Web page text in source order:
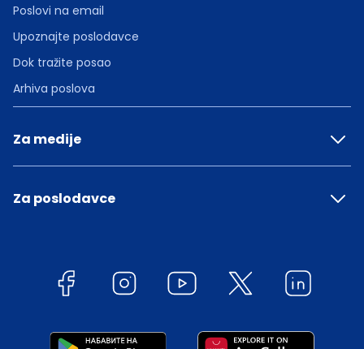
Poslovi na email
Upoznajte poslodavce
Dok tražite posao
Arhiva poslova
Za medije
Za poslodavce